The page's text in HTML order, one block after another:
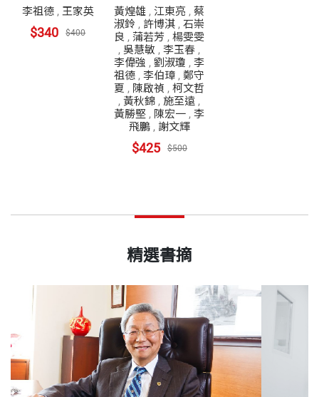
李祖德, 王家英
$340 $400
黃煌雄 , 江東亮 ,蔡
淑鈴 , 許博淇 ,石崇
良 ,蒲若芳 ,楊雯雯
, 吳慧敏 ,李玉春 ,
李偉強 ,劉淑瓊 ,李
祖德 ,李伯璋 ,鄭守
夏 , 陳啟禎 ,柯文哲
,黃秋錦 ,施至遠 ,
黃勝堅 , 陳宏一 ,李
飛鵬, 謝文輝
$425 $500
精選書摘